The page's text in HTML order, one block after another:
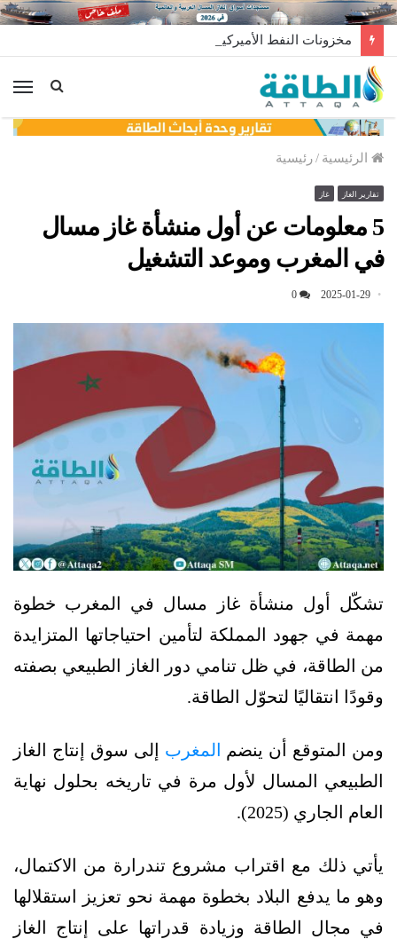
الرئيسية /رئيسية
تقارير الغاز غاز
5 معلومات عن أول منشأة غاز مسال
في المغرب وموعد التشغيل
2025-01-29
0
تشكّل أول منشأة غاز مسال في المغرب خطوة
مهمة في جهود المملكة لتأمين احتياجاتها المتزايدة
من الطاقة، في ظل تنامي دور الغاز الطبيعي بصفته
وقودًا انتقاليًا لتحوّل الطاقة.
ومن المتوقع أن ينضم المغرب إلى سوق إنتاج الغاز
الطبيعي المسال لأول مرة في تاريخه بحلول نهاية
العام الجاري (2025).
يأتي ذلك مع اقتراب مشروع تندرارة من الاكتمال،
وهو ما يدفع البلاد بخطوة مهمة نحو تعزيز استقلالها
في مجال الطاقة وزيادة قدراتها على إنتاج الغاز